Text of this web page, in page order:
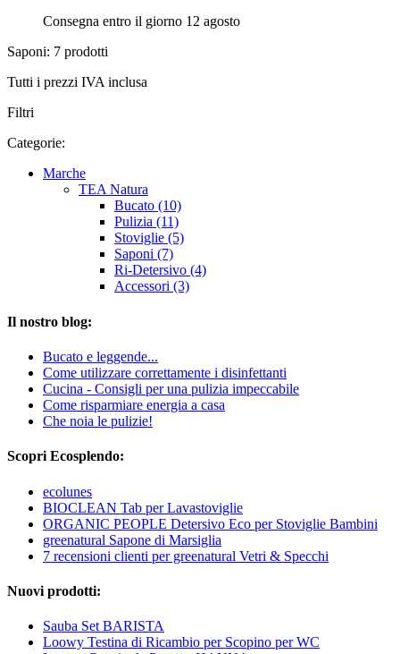
Consegna entro il giorno 12 agosto
Saponi: 7 prodotti
Tutti i prezzi IVA inclusa
Filtri
Categorie:
Marche
TEA Natura
Bucato (10)
Pulizia (11)
Stoviglie (5)
Saponi (7)
Ri-Detersivo (4)
Accessori (3)
Il nostro blog:
Bucato e leggende...
Come utilizzare correttamente i disinfettanti
Cucina - Consigli per una pulizia impeccabile
Come risparmiare energia a casa
Che noia le pulizie!
Scopri Ecosplendo:
ecolunes
BIOCLEAN Tab per Lavastoviglie
ORGANIC PEOPLE Detersivo Eco per Stoviglie Bambini
greenatural Sapone di Marsiglia
7 recensioni clienti per greenatural Vetri & Specchi
Nuovi prodotti:
Sauba Set BARISTA
Loowy Testina di Ricambio per Scopino per WC